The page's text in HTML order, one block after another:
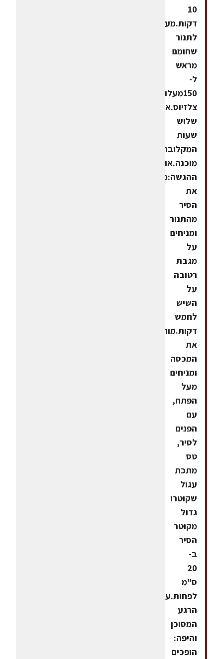
10
דקות.מעבירים
לתנור
שחומם
מראש
ל-
150מעלות
צלזיוס.אחרי
שלוש
שעות
המקלובה
מוכנה.אופן
ההגשה:מוציאים
את
הסיר
מהתנור
ומניחים
על
מגבת
רטובה
על
השיש
לחמש
דקות.מורידים
את
המכסה
ומניחים
מעל
הפתח,
עם
הפנים
לסיר,
טס
מתכת
עגול
שקוטרו
גדול
מקוטר
הסיר
ב-
20
ס"מ
לפחות.עכשיו
הרגע
המסוכן
והיפה:
הופכים